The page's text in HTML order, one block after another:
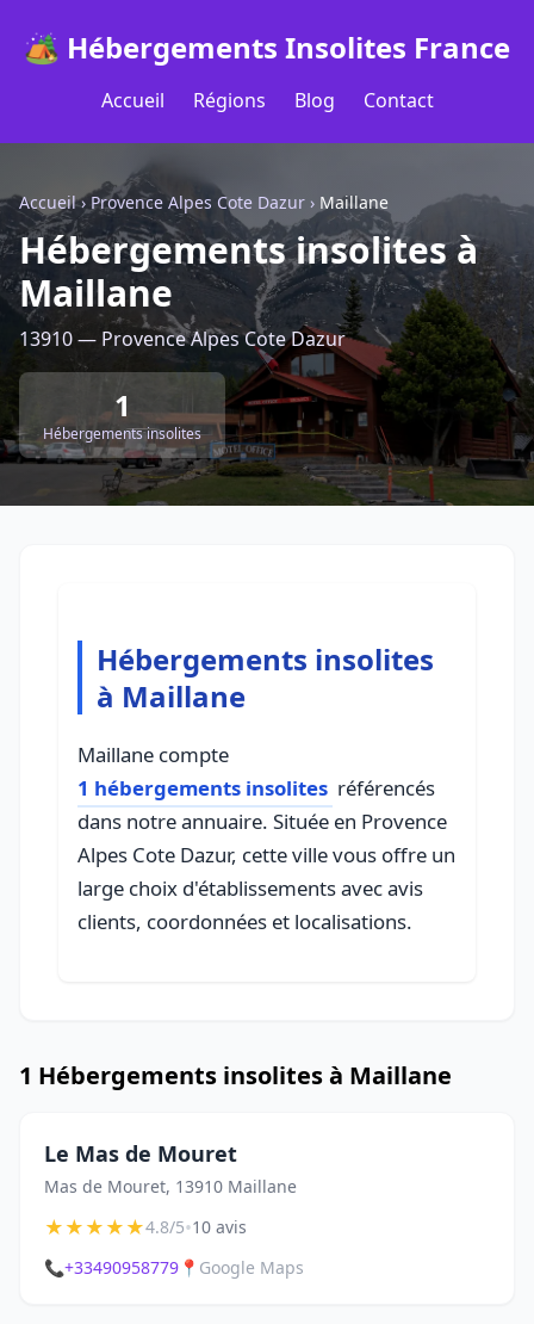
🏕️ Hébergements Insolites France
Accueil Régions Blog Contact
Accueil›Provence Alpes Cote Dazur › Maillane
Hébergements insolites à
Maillane
13910 — Provence Alpes Cote Dazur
1
Hébergements insolites
Hébergements insolites
à Maillane
Maillane compte
1 hébergements insolites référencés
dans notre annuaire. Située en Provence
Alpes Cote Dazur, cette ville vous offre un
large choix d'établissements avec avis
clients, coordonnées et localisations.
1 Hébergements insolites à Maillane
Le Mas de Mouret
Mas de Mouret, 13910 Maillane
★★★★★4.8/5•10 avis
📞+33490958779 📍 Google Maps